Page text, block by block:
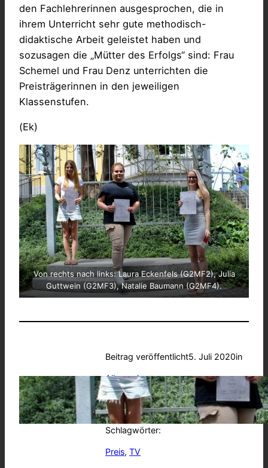
den Fachlehrerinnen ausgesprochen, die in
ihrem Unterricht sehr gute methodisch-
didaktische Arbeit geleistet haben und
sozusagen die „Mütter des Erfolgs“ sind: Frau
Schemel und Frau Denz unterrichten die
Preisträgerinnen in den jeweiligen
Klassenstufen.
(Ek)
Von rechts nach links: Laura Eckenfels (G2MF2), Julia
Guttwein (G2MF3), Natalie Baumann (G2MF4).
Beitrag veröffentlicht5. Juli 2020in
Allgemein
vonBSA
Schlagwörter:
Preis, TV